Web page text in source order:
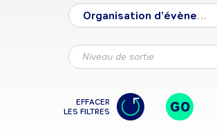
EFFACER
LES FILTRES
Organisation d'évènementiel
Niveau de sortie
GO